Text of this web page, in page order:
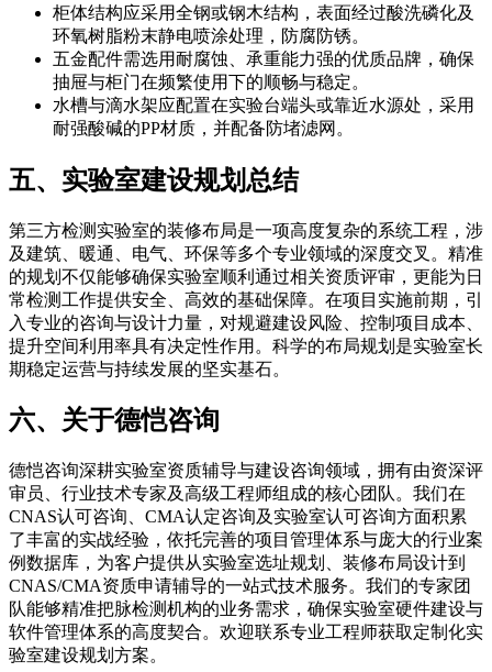
柜体结构应采用全钢或钢木结构，表面经过酸洗磷化及
环氧树脂粉末静电喷涂处理，防腐防锈。
五金配件需选用耐腐蚀、承重能力强的优质品牌，确保
抽屉与柜门在频繁使用下的顺畅与稳定。
水槽与滴水架应配置在实验台端头或靠近水源处，采用
耐强酸碱的PP材质，并配备防堵滤网。
五、实验室建设规划总结
第三方检测实验室的装修布局是一项高度复杂的系统工程，涉
及建筑、暖通、电气、环保等多个专业领域的深度交叉。精准
的规划不仅能够确保实验室顺利通过相关资质评审，更能为日
常检测工作提供安全、高效的基础保障。在项目实施前期，引
入专业的咨询与设计力量，对规避建设风险、控制项目成本、
提升空间利用率具有决定性作用。科学的布局规划是实验室长
期稳定运营与持续发展的坚实基石。
六、关于德恺咨询
德恺咨询深耕实验室资质辅导与建设咨询领域，拥有由资深评
审员、行业技术专家及高级工程师组成的核心团队。我们在
CNAS认可咨询、CMA认定咨询及实验室认可咨询方面积累
了丰富的实战经验，依托完善的项目管理体系与庞大的行业案
例数据库，为客户提供从实验室选址规划、装修布局设计到
CNAS/CMA资质申请辅导的一站式技术服务。我们的专家团
队能够精准把脉检测机构的业务需求，确保实验室硬件建设与
软件管理体系的高度契合。欢迎联系专业工程师获取定制化实
验室建设规划方案。